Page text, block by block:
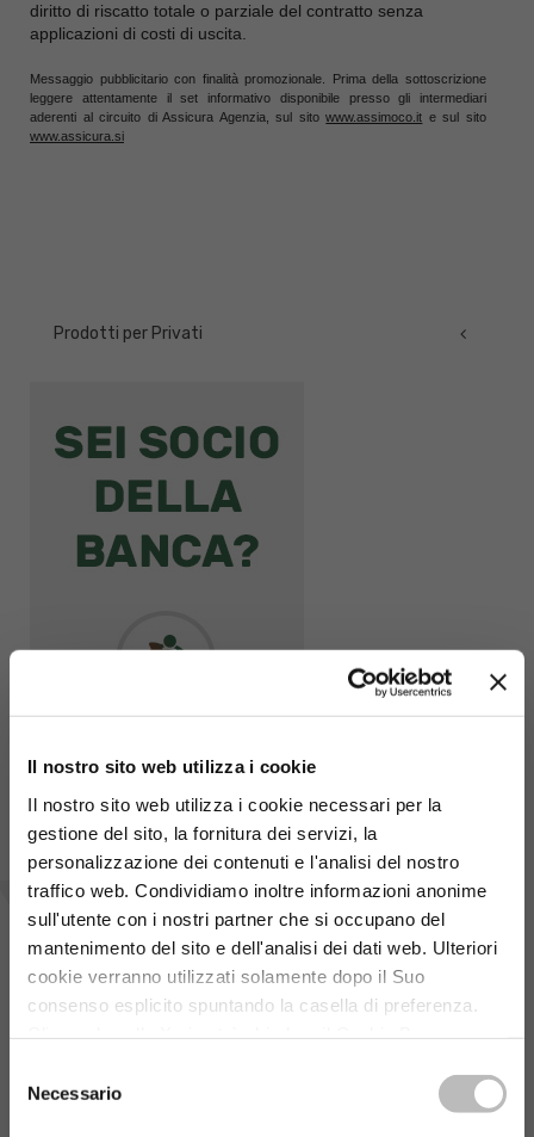
Il nostro sito web utilizza i cookie
Il nostro sito web utilizza i cookie necessari per la
gestione del sito, la fornitura dei servizi, la
personalizzazione dei contenuti e l'analisi del nostro
traffico web. Condividiamo inoltre informazioni anonime
sull'utente con i nostri partner che si occupano del
mantenimento del sito e dell'analisi dei dati web. Ulteriori
cookie verranno utilizzati solamente dopo il Suo
consenso esplicito spuntando la casella di preferenza.
funzionamento e la migliore esperienza nel nostro sito
Link alla cookie
delNecessario
diritto di riscatto totale o parziale del contratto senza
applicazioni di costi di uscita.
Messaggio pubblicitario con finalità promozionale. Prima della sottoscrizione
leggere attentamente il set informativo disponibile presso gli intermediari
aderenti al circuito di Assicura Agenzia, sul sitowww.assimoco.it e sul sito
www.assicura.si
Prodotti per Privati
Vuoi chiedere informazioni?
Compila il form o rivolgiti direttamente alla filiale più